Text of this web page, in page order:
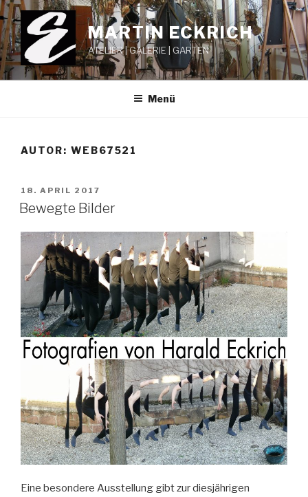
Zum
Inhalt
springen
MARTIN ECKRICH
ATELIER | GALERIE | GARTEN
Menü
AUTOR: WEB67521
VERÖFFENTLICHT
AM
18. APRIL 2017
Bewegte Bilder
Eine besondere Ausstellung gibt zur diesjährigen